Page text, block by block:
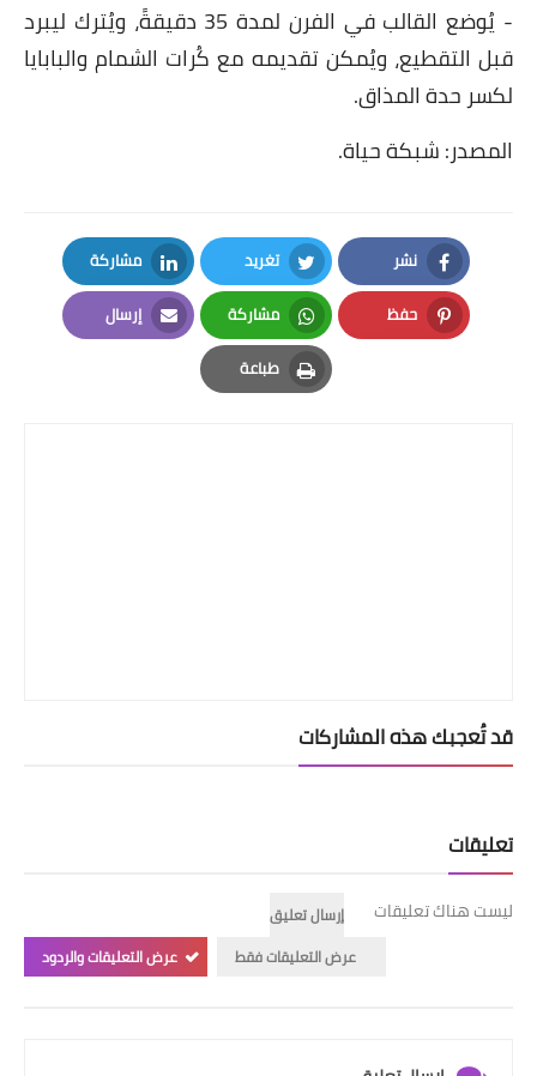
قصص مطبخ مصورة
مسابقة المجلة
نصائح وفوائد
نصيحة اليوم
- يُوضع القالب في الفرن لمدة 35 دقيقةً، ويُترك ليبرد
قبل التقطيع، ويُمكن تقديمه مع كُرات الشمام والبابايا
لكسر حدة المذاق.
المصدر: شبكة حياة.
نشر
Facebook
تغريد
Twitter
مشاركة
LinkedIn
حفظ
Pinterest
مشاركة
Whatsapp
إرسال
Email
طباعة
Print
قد تُعجبك هذه المشاركات
تعليقات
ليست هناك تعليقات
إرسال تعليق
عرض التعليقات فقط
عرض التعليقات والردود